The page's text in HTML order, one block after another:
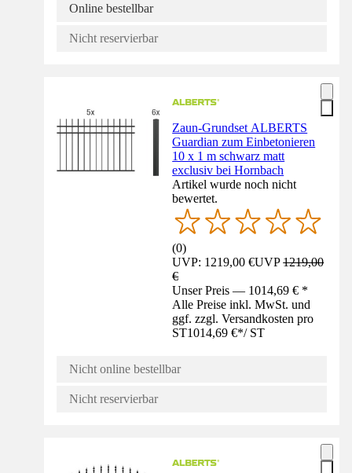
Online bestellbar
Nicht reservierbar
Zaun-Grundset ALBERTS
Guardian zum Einbetonieren
10 x 1 m schwarz matt
exclusiv bei Hornbach
Artikel wurde noch nicht
bewertet.
(0)
UVP: 1219,00 €UVP1219,00
€
Unser Preis — 1014,69 € *
Alle Preise inkl. MwSt. und
ggf. zzgl. Versandkosten pro
ST1014,69 €*/ ST
Nicht online bestellbar
Nicht reservierbar